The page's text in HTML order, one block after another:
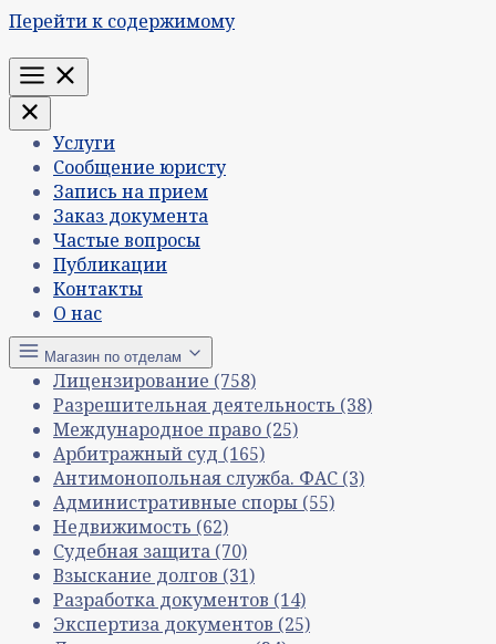
Перейти к содержимому
Меню
Услуги
Сообщение юристу
Запись на прием
Заказ документа
Частые вопросы
Публикации
Контакты
О нас
Магазин по отделам
Лицензирование (758)
Разрешительная деятельность (38)
Международное право (25)
Арбитражный суд (165)
Антимонопольная служба. ФАС (3)
Административные споры (55)
Недвижимость (62)
Судебная защита (70)
Взыскание долгов (31)
Разработка документов (14)
Экспертиза документов (25)